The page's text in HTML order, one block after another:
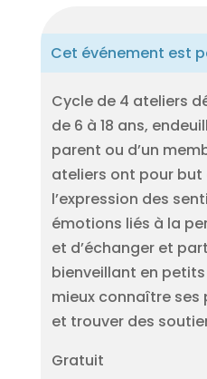
Cet événement est
Cycle de 4 ateliers
de 6 à 18 ans,
parent ou d’un
ateliers ont pour but
l’expression des
émotions liés à la
et d’échanger et
bienveillant en
mieux connaître ses
et trouver des
Gratuit